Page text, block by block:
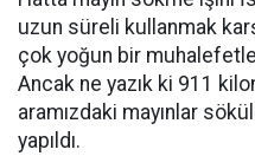
uzun süreli kullanmak
çok yoğun bir
Ancak ne yazık ki 911
aramızdaki mayınlar
yapıldı.